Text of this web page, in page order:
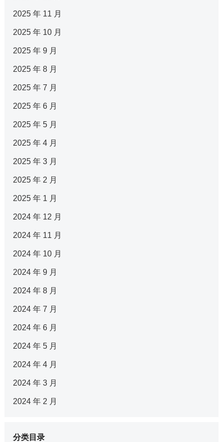
2025 年 11 月
2025 年 10 月
2025 年 9 月
2025 年 8 月
2025 年 7 月
2025 年 6 月
2025 年 5 月
2025 年 4 月
2025 年 3 月
2025 年 2 月
2025 年 1 月
2024 年 12 月
2024 年 11 月
2024 年 10 月
2024 年 9 月
2024 年 8 月
2024 年 7 月
2024 年 6 月
2024 年 5 月
2024 年 4 月
2024 年 3 月
2024 年 2 月
分类目录